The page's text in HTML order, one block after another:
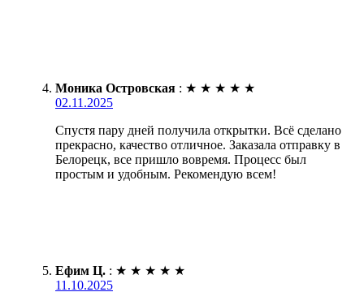
Моника Островская : ★ ★ ★ ★ ★
02.11.2025
Спустя пару дней получила открытки. Всё сделано
прекрасно, качество отличное. Заказала отправку в
Белорецк, все пришло вовремя. Процесс был
простым и удобным. Рекомендую всем!
Ефим Ц. : ★ ★ ★ ★ ★
11.10.2025